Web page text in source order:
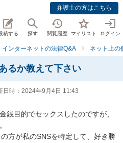
弁護士の方はこちら
稿する 探す 閲覧履歴 マイリスト ログイン
インターネットの法律Q&A ネット上の
るか教えて下さい
日時： 2024年9月4日 11:43
銭目的でセックスしたのですが、
方が私のSNSを特定して、好き勝